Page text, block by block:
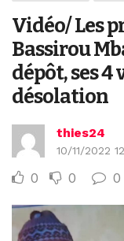
Vidéo/ Les
Bassirou
dépôt, ses 4
désolation
thies24
10/11/2022
0 0 0